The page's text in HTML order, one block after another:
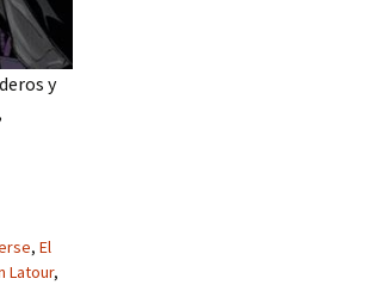
y
, El
Latour,